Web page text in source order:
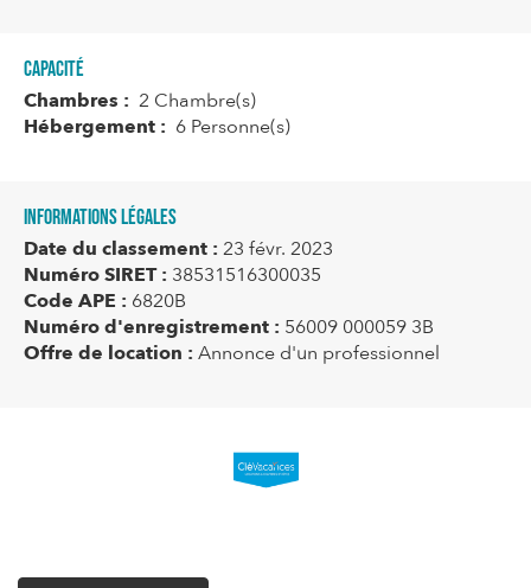
Capacité
Chambres : 2 Chambre(s)
Hébergement : 6 Personne(s)
Informations légales
Date du classement : 23 févr. 2023
Numéro SIRET : 38531516300035
Code APE : 6820B
Numéro d'enregistrement : 56009 000059 3B
Offre de location : Annonce d'un professionnel